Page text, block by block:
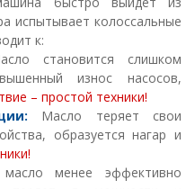
испытывает колоссальные
к:
становится слишком
износ насосов,
– простой техники!
Масло теряет свои
образуется нагар и
масло менее эффективно